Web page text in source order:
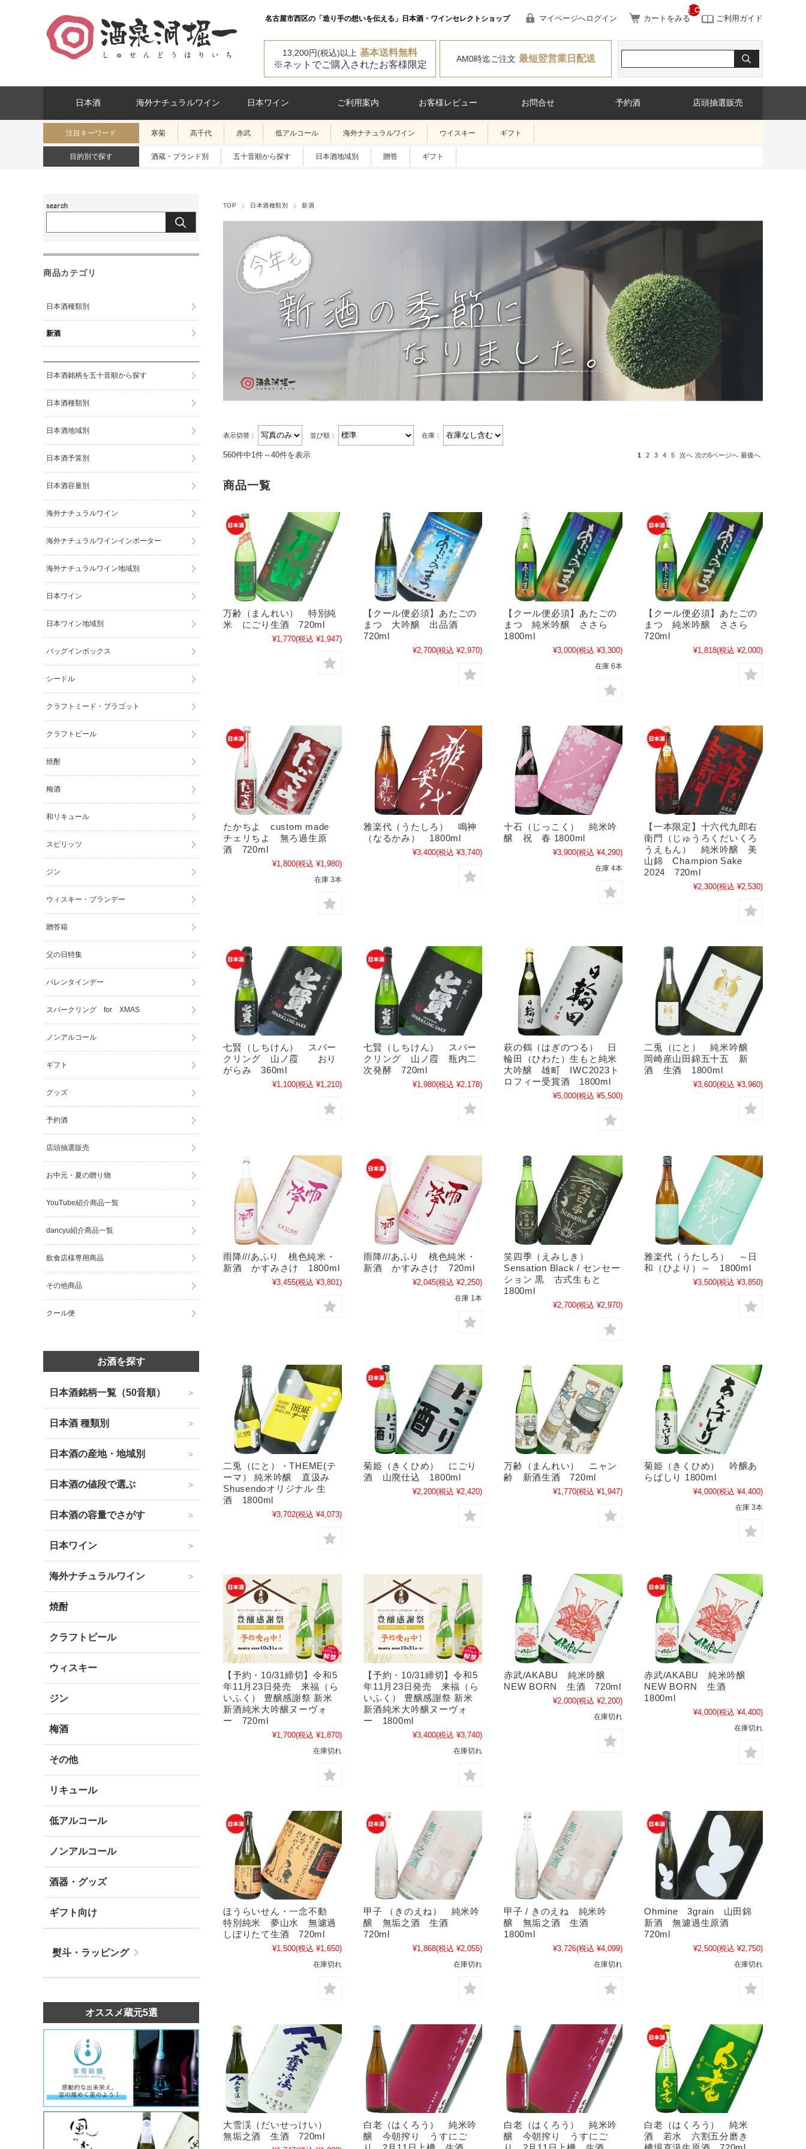
名古屋市西区の「造り手の想いを伝える」日本酒・ワインセレクトショップ マイページへログイン カートをみる
__ITM_CNT__
ご利用ガイド
13,200円(税込)以上 基本送料無料
※ネットでご購入されたお客様限定
AM0時迄ご注文 最短翌営業日配送
日本酒 海外ナチュラルワイン 日本ワイン ご利用案内 お客様レビュー お問合せ 予約酒 店頭抽選販売
注目キーワード 寒菊 高千代 赤武 低アルコール 海外ナチュラルワイン ウイスキー ギフト
目的別で探す 酒蔵・ブランド別 五十音順から探す 日本酒地域別 贈答 ギフト
TOP 日本酒種類別 新酒
表示切替： 並び順： 在庫：
560件中1件～40件を表示 1 2 3 4 5 次へ 次の5ページへ 最後へ
商品一覧
万齢（まんれい） 特別純
米 にごり生酒 720ml
¥1,770(税込 ¥1,947)
【クール便必須】あたごの
まつ 大吟醸 出品酒
720ml
¥2,700(税込 ¥2,970)
【クール便必須】あたごの
まつ 純米吟醸 ささら
1800ml
¥3,000(税込 ¥3,300)
在庫 6本
【クール便必須】あたごの
まつ 純米吟醸 ささら
720ml
¥1,818(税込 ¥2,000)
たかちよ custom made
チェリちよ 無ろ過生原
酒 720ml
¥1,800(税込 ¥1,980)
在庫 3本
雅楽代（うたしろ） 鳴神
（なるかみ） 1800ml
¥3,400(税込 ¥3,740)
十石（じっこく） 純米吟
醸 祝 春 1800ml
¥3,900(税込 ¥4,290)
在庫 4本
【一本限定】十六代九郎右
衛門（じゅうろくだいくろ
うえもん） 純米吟醸 美
山錦 Chaｍpion Sake
2024 720ml
¥2,300(税込 ¥2,530)
七賢（しちけん） スパー
クリング 山ノ霞 おり
がらみ 360ml
¥1,100(税込 ¥1,210)
七賢（しちけん） スパー
クリング 山ノ霞 瓶内二
次発酵 720ml
¥1,980(税込 ¥2,178)
萩の鶴（はぎのつる） 日
輪田（ひわた）生もと純米
大吟醸 雄町 IWC2023ト
ロフィー受賞酒 1800ml
¥5,000(税込 ¥5,500)
二兎（にと） 純米吟醸
岡崎産山田錦五十五 新
酒 生酒 1800ml
¥3,600(税込 ¥3,960)
雨降///あふり 桃色純米・
新酒 かすみさけ 1800ml
¥3,455(税込 ¥3,801)
雨降///あふり 桃色純米・
新酒 かすみさけ 720ml
¥2,045(税込 ¥2,250)
在庫 1本
笑四季（えみしき）
Sensation Black / センセー
ション 黒 古式生もと
1800ml
¥2,700(税込 ¥2,970)
雅楽代（うたしろ） ～日
和（ひより）～ 1800ml
¥3,500(税込 ¥3,850)
二兎（にと）・THEME(テ
ーマ） 純米吟醸 直汲み
Shusendoオリジナル 生
酒 1800ml
¥3,702(税込 ¥4,073)
菊姫（きくひめ） にごり
酒 山廃仕込 1800ml
¥2,200(税込 ¥2,420)
万齢（まんれい） ニャン
齢 新酒生酒 720ml
¥1,770(税込 ¥1,947)
菊姫（きくひめ） 吟醸あ
らばしり 1800ml
¥4,000(税込 ¥4,400)
在庫 3本
【予約・10/31締切】令和5
年11月23日発売 来福（ら
いふく） 豊醸感謝祭 新米
新酒純米大吟醸ヌーヴォ
ー 720ml
¥1,700(税込 ¥1,870)
在庫切れ
【予約・10/31締切】令和5
年11月23日発売 来福（ら
いふく） 豊醸感謝祭 新米
新酒純米大吟醸ヌーヴォ
ー 1800ml
¥3,400(税込 ¥3,740)
在庫切れ
赤武/AKABU 純米吟醸
NEW BORN 生酒 720ml
¥2,000(税込 ¥2,200)
在庫切れ
赤武/AKABU 純米吟醸
NEW BORN 生酒
1800ml
¥4,000(税込 ¥4,400)
在庫切れ
ほうらいせん・一念不動
特別純米 夢山水 無濾過
しぼりたて生酒 720ml
¥1,500(税込 ¥1,650)
在庫切れ
甲子 （きのえね） 純米吟
醸 無垢之酒 生酒
720ml
¥1,868(税込 ¥2,055)
在庫切れ
甲子 / きのえね 純米吟
醸 無垢之酒 生酒
1800ml
¥3,726(税込 ¥4,099)
在庫切れ
Ohmine 3grain 山田錦
新酒 無濾過生原酒
720ml
¥2,500(税込 ¥2,750)
在庫切れ
大雪渓（だいせっけい）
無垢之酒 生酒 720ml
白老（はくろう） 純米吟
醸 今朝搾り うすにご
白老（はくろう） 純米吟
醸 今朝搾り うすにご
白老（はくろう） 純米
酒 若水 六割五分磨き
商品カテゴリ
日本酒種類別
新酒
日本酒銘柄を五十音順から探す
日本酒種類別
日本酒地域別
日本酒予算別
日本酒容量別
海外ナチュラルワイン
海外ナチュラルワインインポーター
海外ナチュラルワイン地域別
日本ワイン
日本ワイン地域別
バッグインボックス
シードル
クラフトミード・ブラゴット
クラフトビール
焼酎
梅酒
和リキュール
スピリッツ
ジン
ウィスキー・ブランデー
贈答箱
父の日特集
バレンタインデー
スパークリング for XMAS
ノンアルコール
ギフト
グッズ
予約酒
店頭抽選販売
お中元・夏の贈り物
YouTube紹介商品一覧
dancyu紹介商品一覧
飲食店様専用商品
その他商品
クール便
お酒を探す
日本酒銘柄一覧（50音順）
日本酒 種類別
日本酒の産地・地域別
日本酒の値段で選ぶ
日本酒の容量でさがす
日本ワイン
海外ナチュラルワイン
焼酎
クラフトビール
ウィスキー
ジン
梅酒
その他
リキュール
低アルコール
ノンアルコール
酒器・グッズ
ギフト向け
熨斗・ラッピング
オススメ蔵元5選